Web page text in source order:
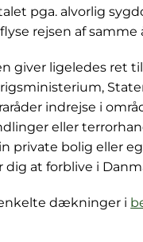
pga. alvorlig
rejsen af samme
giver ligeledes ret
indrejse i
eller
private bolig eller
at forblive i
dækninger i